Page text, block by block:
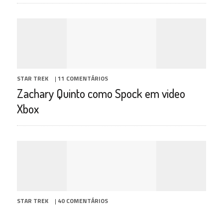
STAR TREK | 11 COMENTÁRIOS
Zachary Quinto como Spock em video
Xbox
STAR TREK | 40 COMENTÁRIOS